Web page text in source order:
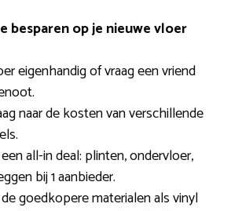
besparen op je nieuwe vloer
eigenhandig of vraag een vriend
naar de kosten van verschillende
all-in deal: plinten, ondervloer,
bij 1 aanbieder.
goedkopere materialen als vinyl